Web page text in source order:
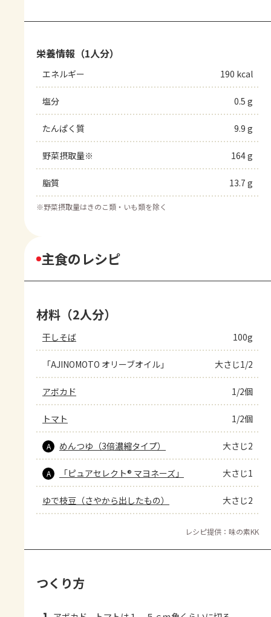
栄養情報（1人分）
エネルギー 190 kcal
塩分 0.5 g
たんぱく質 9.9 g
野菜摂取量※ 164 g
脂質 13.7 g
※野菜摂取量はきのこ類・いも類を除く
主食のレシピ
材料（2人分）
干しそば 100g
「AJINOMOTO オリーブオイル」 大さじ1/2
アボカド 1/2個
トマト 1/2個
A めんつゆ（3倍濃縮タイプ） 大さじ2
A 「ピュアセレクト® マヨネーズ」 大さじ1
ゆで枝豆（さやから出したもの） 大さじ2
レシピ提供：味の素KK
つくり方